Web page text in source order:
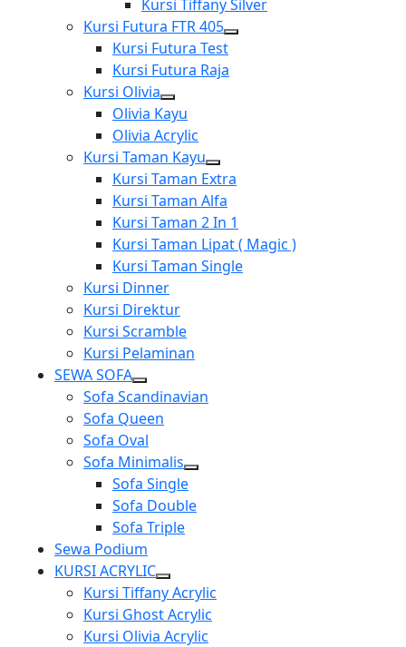
Kursi Tiffany Silver
Kursi Futura FTR 405
Kursi Futura Test
Kursi Futura Raja
Kursi Olivia
Show
sub
menu
Olivia Kayu
Olivia Acrylic
Kursi Taman Kayu
Show
sub
menu
Kursi Taman Extra
Kursi Taman Alfa
Kursi Taman 2 In 1
Kursi Taman Lipat ( Magic )
Kursi Taman Single
Kursi Dinner
Kursi Direktur
Kursi Scramble
Kursi Pelaminan
SEWA SOFA
Show
sub
menu
Sofa Scandinavian
Sofa Queen
Sofa Oval
Sofa Minimalis
sub
Sofa Single
Sofa Double
Sofa Triple
Sewa Podium
KURSI ACRYLIC
Show
sub
menu
Kursi Tiffany Acrylic
Kursi Ghost Acrylic
Kursi Olivia Acrylic